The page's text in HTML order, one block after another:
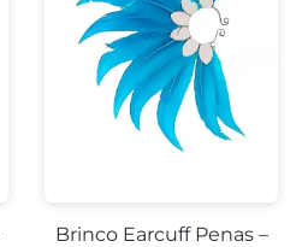
Brinco Earcuff Penas –